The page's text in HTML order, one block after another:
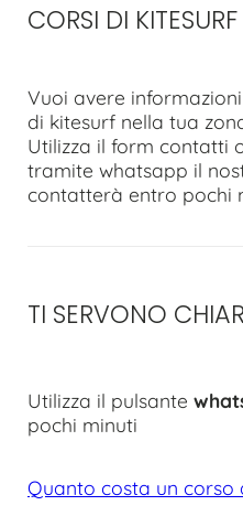
CORSI DI KITESURF
Vuoi avere
di kitesurf nella tua
Utilizza il form contatti
tramite whatsapp il
contatterà entro pochi
TI SERVONO
Utilizza il pulsante
pochi minuti
Quanto costa un corso